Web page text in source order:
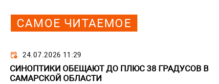
САМОЕ ЧИТАЕМОЕ
24.07.2026 11:29
СИНОПТИКИ ОБЕЩАЮТ ДО ПЛЮС 38 ГРАДУСОВ В
САМАРСКОЙ ОБЛАСТИ